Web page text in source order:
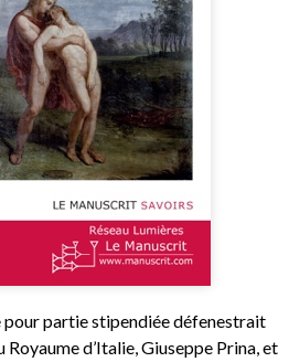
pour partie stipendiée défenestrait
Royaume d’Italie, Giuseppe Prina, et